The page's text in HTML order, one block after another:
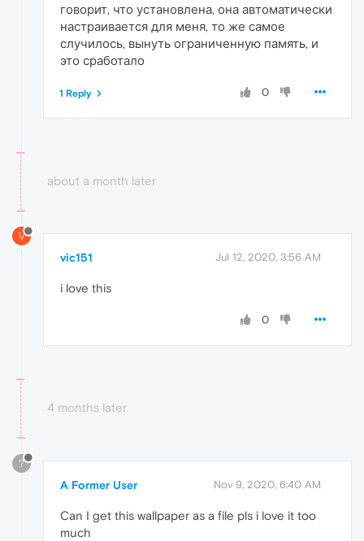
говорит, что установлена, она автоматически
настраивается для меня, то же самое
случилось, вынуть ограниченную память, и
это сработало
0
1 Reply
about a month later
V
vic151 Jul 12, 2020, 3:56 AM
i love this
0
4 months later
?
A Former User Nov 9, 2020, 6:40 AM
Can I get this wallpaper as a file pls i love it too
much